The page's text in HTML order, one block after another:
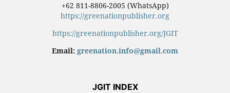
+62 811-8806-2005 (WhatsApp)
https://greenationpublisher.org
https://greenationpublisher.org/JGIT
Email: greenation.info@gmail.com
JGIT INDEX